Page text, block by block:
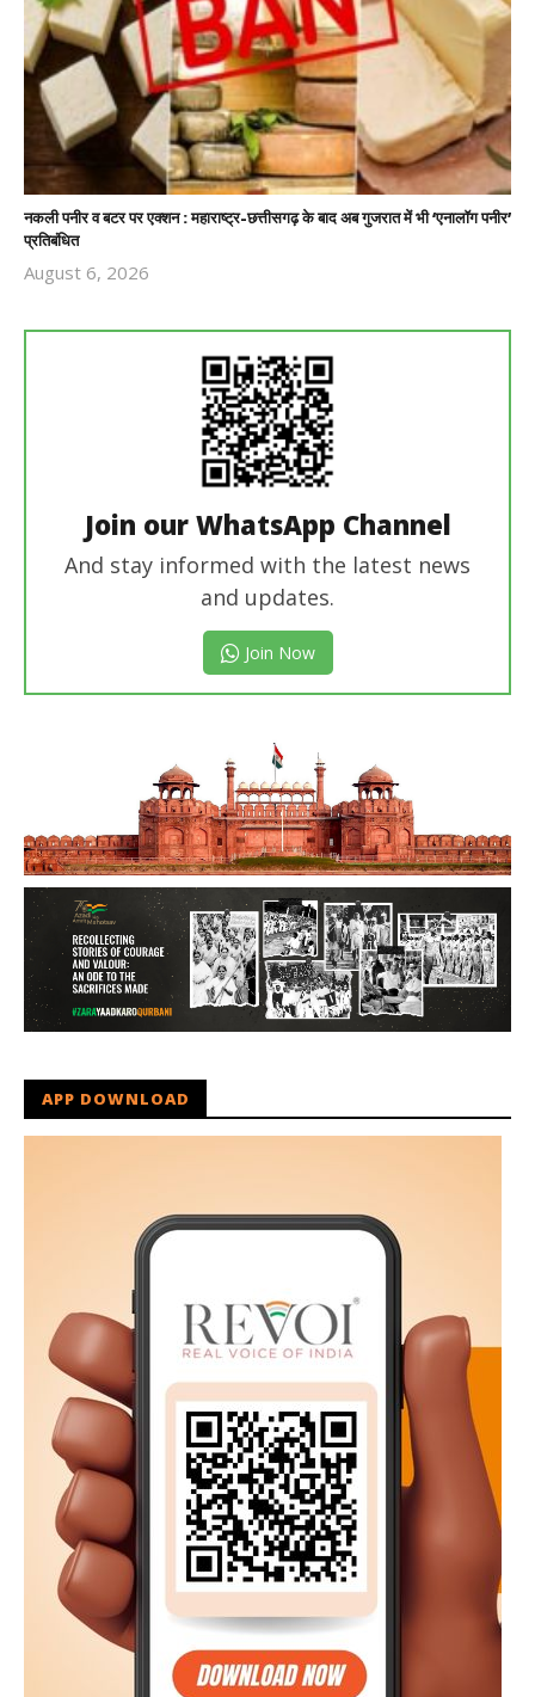
नकली पनीर व बटर पर एक्शन : महाराष्ट्र-छत्तीसगढ़ के बाद अब गुजरात में भी ‘एनालॉग पनीर’
प्रतिबंधित
August 6, 2026
Join our WhatsApp Channel
And stay informed with the latest news
and updates.
Join Now
APP DOWNLOAD